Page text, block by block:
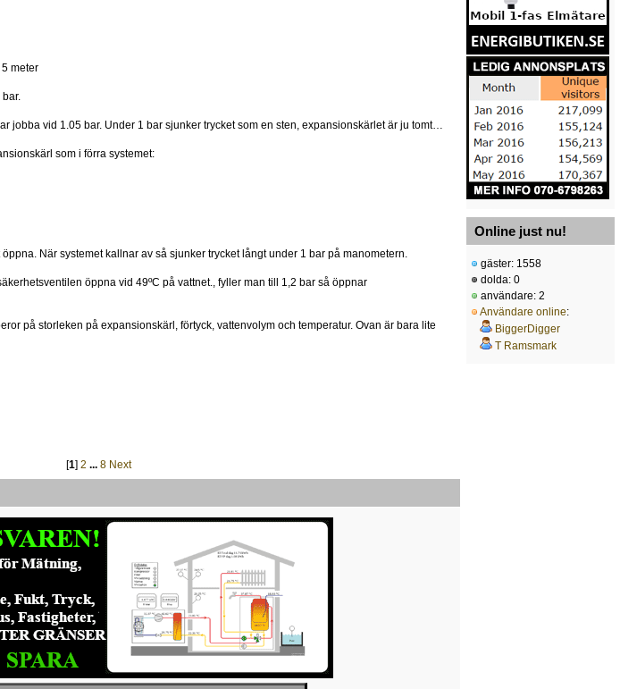
meter
jobba vid 1.05 bar. Under 1 bar sjunker trycket som en sten, expansionskärlet är ju tomt…
som i förra systemet:
När systemet kallnar av så sjunker trycket långt under 1 bar på manometern.
öppna vid 49ºC på vattnet., fyller man till 1,2 bar så öppnar
på storleken på expansionskärl, förtyck, vattenvolym och temperatur. Ovan är bara lite
[1] 2 ... 8 Next
Online just nu!
gäster: 1558
dolda: 0
användare: 2
Användare online:
BiggerDigger
T Ramsmark